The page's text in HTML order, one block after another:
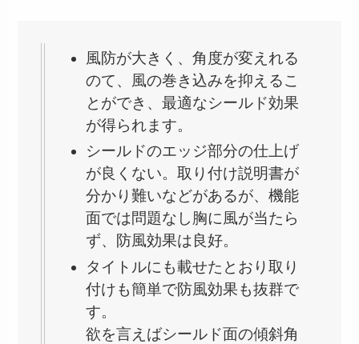
風防が大きく、角度が変えれる
のて、風の巻き込みを抑えるこ
とができ、最適なシールド効果
が得られます。
シールドのエッジ部分の仕上げ
が良くない。取り付け説明書が
分かり難いなどがあるが、機能
面では問題なし胸に風が当たら
ず、防風効果は良好。
タイトルにも載せたとおり取り
付けも簡単で防風効果も抜群で
す。
欲を言えばシールド面の傾斜角